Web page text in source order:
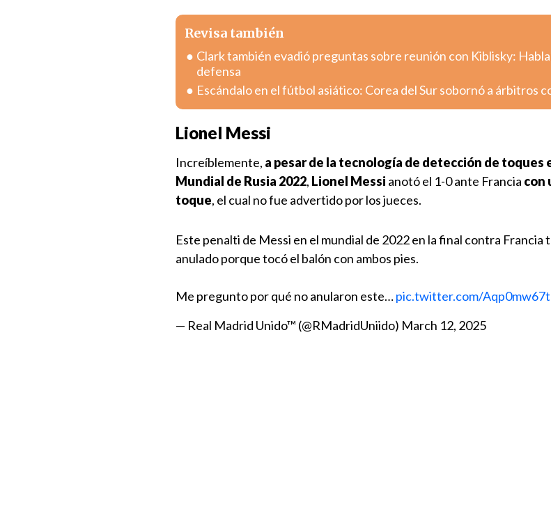
Revisa también
Clark también evadió preguntas sobre reunión con Kiblisky:
defensa
Escándalo en el fútbol asiático: Corea del Sur sobornó a árbitros
Lionel Messi
Increíblemente, a pesar de la tecnología de detección de toques
Mundial de Rusia 2022, Lionel Messi anotó el 1-0 ante Francia con
toque, el cual no fue advertido por los jueces.
Este penalti de Messi en el mundial de 2022 en la final contra Francia
anulado porque tocó el balón con ambos pies.
Me pregunto por qué no anularon este…pic.twitter.com/
— Real Madrid Unido™ (@RMadridUniido) March 12, 2025